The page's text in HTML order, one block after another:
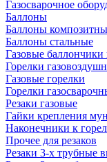
Газосварочное
Баллоны
Баллоны
Баллоны стальные
Газовые
Горелки
Газовые горелки
Горелки
Резаки газовые
Гайки крепления
Наконечники к
Прочее для резаков
Резаки 3-х трубные